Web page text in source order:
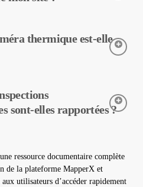
aucun changement physique
pas votre site et
thermique est-elle
dans les centrales
précoce des pannes et à
sont-elles rapportées ?
complet. Ces rapports sont
des centrales solaires et
ressource documentaire complète
de la plateforme MapperX et
utilisateurs d’accéder rapidement